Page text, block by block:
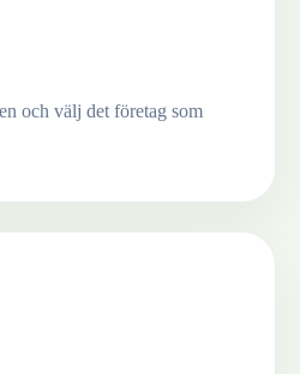
och välj det företag som